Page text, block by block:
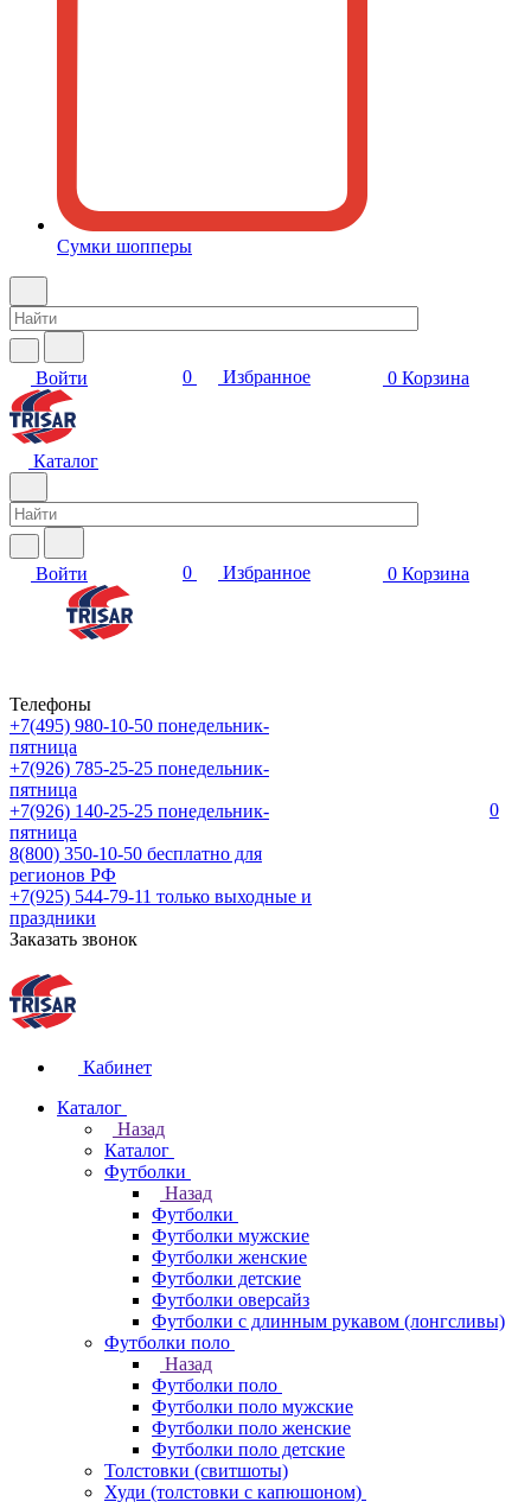
Сумки шопперы
Войти 0 Избранное 0 Корзина
Каталог
Войти 0 Избранное 0 Корзина
Телефоны
+7(495) 980-10-50 понедельник-
пятница
+7(926) 785-25-25 понедельник-
пятница
+7(926) 140-25-25 понедельник-
пятница
8(800) 350-10-50 бесплатно для
регионов РФ
+7(925) 544-79-11 только выходные и
праздники
Заказать звонок
0
Кабинет
Каталог
Назад
Каталог
Футболки
Назад
Футболки
Футболки мужские
Футболки женские
Футболки детские
Футболки оверсайз
Футболки с длинным рукавом (лонгсливы)
Футболки поло
Назад
Футболки поло
Футболки поло мужские
Футболки поло женские
Футболки поло детские
Толстовки (свитшоты)
Худи (толстовки с капюшоном)